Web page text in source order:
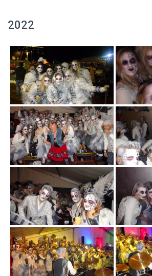
2022